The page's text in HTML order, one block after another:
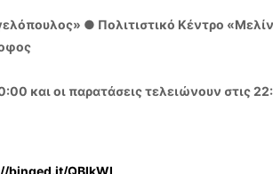
● Πολιτιστικό Κέντρο
και οι παρατάσεις τελειώνουν στις